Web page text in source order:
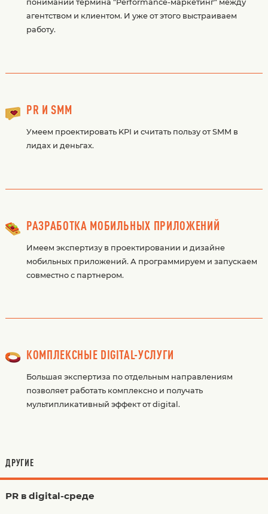
понимании термина "Performance-маркетинг" между
агентством и клиентом. И уже от этого выстраиваем
работу.
PR И SMM
Умеем проектировать KPI и считать пользу от SMM в
лидах и деньгах.
РАЗРАБОТКА МОБИЛЬНЫХ ПРИЛОЖЕНИЙ
Имеем экспертизу в проектировании и дизайне
мобильных приложений. А программируем и запускаем
совместно с партнером.
КОМПЛЕКСНЫЕ DIGITAL-УСЛУГИ
Большая экспертиза по отдельным направлениям
позволяет работать комплексно и получать
мультипликативный эффект от digital.
ДРУГИЕ
PR в digital-среде